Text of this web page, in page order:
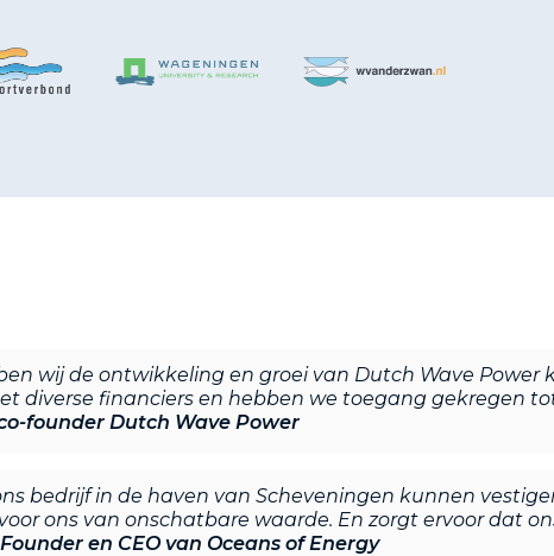
wij de ontwikkeling en groei van Dutch Wave Power
diverse financiers en hebben we toegang gekregen
founder Dutch Wave Power
bedrijf in de haven van Scheveningen kunnen
ons van onschatbare waarde. En zorgt ervoor dat
en CEO van Oceans of Energy